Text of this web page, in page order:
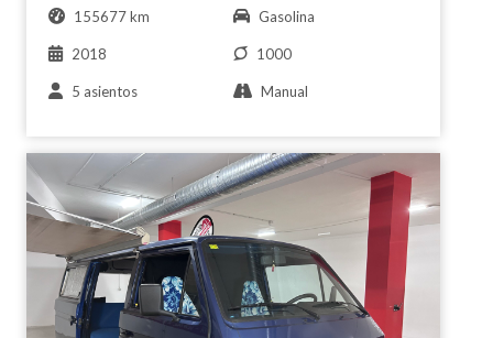
155677 km Gasolina
2018 1000
5 asientos Manual